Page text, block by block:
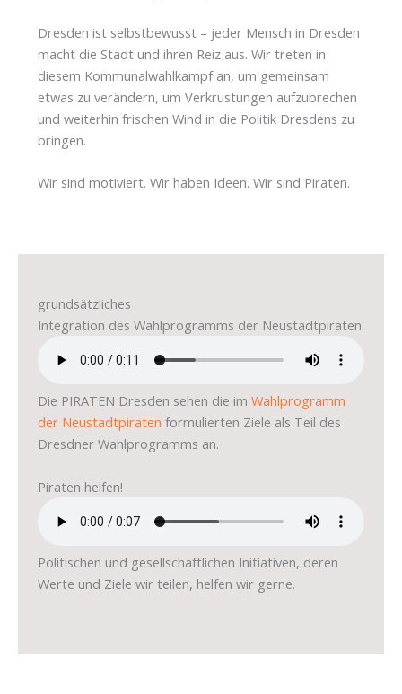
Dresden ist selbstbewusst – jeder Mensch in Dresden
macht die Stadt und ihren Reiz aus. Wir treten in
diesem Kommunalwahlkampf an, um gemeinsam
etwas zu verändern, um Verkrustungen aufzubrechen
und weiterhin frischen Wind in die Politik Dresdens zu
bringen.
Wir sind motiviert. Wir haben Ideen. Wir sind Piraten.
grundsätzliches
Integration des Wahlprogramms der Neustadtpiraten
Die PIRATEN Dresden sehen die im Wahlprogramm
der Neustadtpiraten formulierten Ziele als Teil des
Dresdner Wahlprogramms an.
Piraten helfen!
Politischen und gesellschaftlichen Initiativen, deren
Werte und Ziele wir teilen, helfen wir gerne.